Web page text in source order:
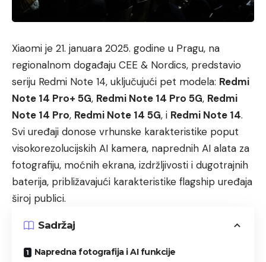
Xiaomi je 21. januara 2025. godine u Pragu, na
regionalnom događaju CEE & Nordics, predstavio
seriju Redmi Note 14, uključujući pet modela: Redmi
Note 14 Pro+ 5G, Redmi Note 14 Pro 5G, Redmi
Note 14 Pro, Redmi Note 14 5G, i Redmi Note 14.
Svi uređaji donose vrhunske karakteristike poput
visokorezolucijskih AI kamera, naprednih AI alata za
fotografiju, moćnih ekrana, izdržljivosti i dugotrajnih
baterija, približavajući karakteristike flagship uređaja
široj publici.
Sadržaj
Napredna fotografija i AI funkcije